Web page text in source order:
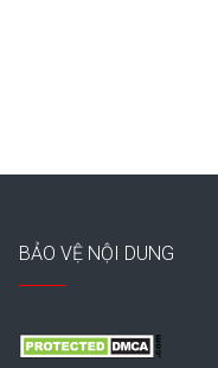
BẢO VỆ NỘI DUNG